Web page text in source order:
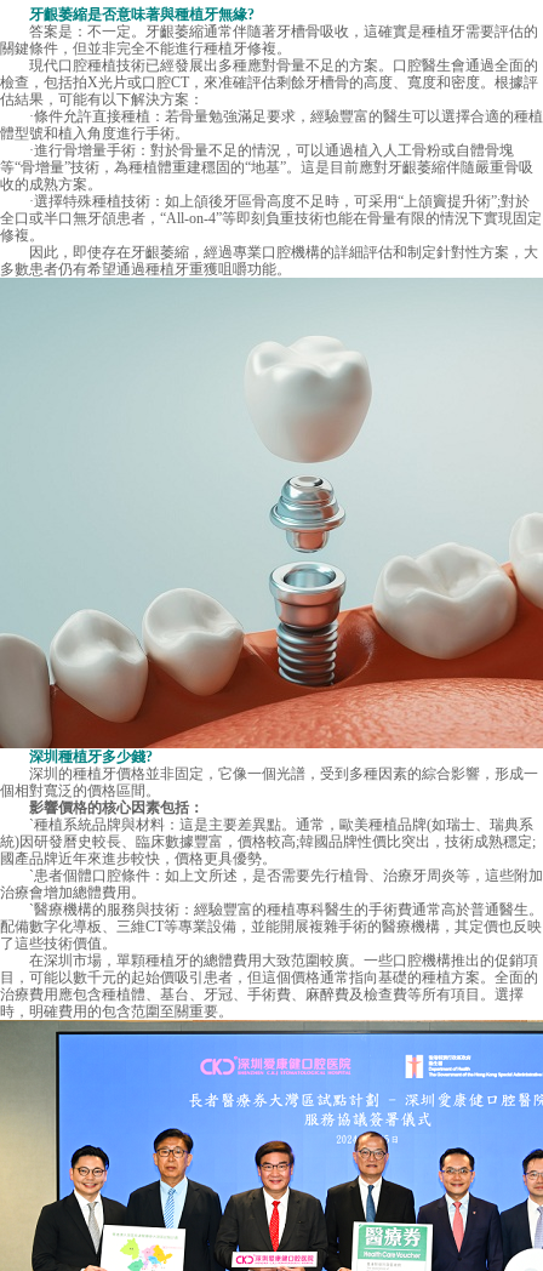
牙齦萎縮是否意味著與種植牙無緣?
答案是：不一定。牙齦萎縮通常伴隨著牙槽骨吸收，這確實是種植牙需要評估的
關鍵條件，但並非完全不能進行種植牙修複。
現代口腔種植技術已經發展出多種應對骨量不足的方案。口腔醫生會通過全面的
檢查，包括拍X光片或口腔CT，來准確評估剩餘牙槽骨的高度、寬度和密度。根據評
估結果，可能有以下解決方案：
·條件允許直接種植：若骨量勉強滿足要求，經驗豐富的醫生可以選擇合適的種植
體型號和植入角度進行手術。
·進行骨增量手術：對於骨量不足的情況，可以通過植入人工骨粉或自體骨塊
等“骨增量”技術，為種植體重建穩固的“地基”。這是目前應對牙齦萎縮伴隨嚴重骨吸
收的成熟方案。
·選擇特殊種植技術：如上頜後牙區骨高度不足時，可采用“上頜竇提升術”;對於
全口或半口無牙頜患者，“All-on-4”等即刻負重技術也能在骨量有限的情況下實現固定
修複。
因此，即使存在牙齦萎縮，經過專業口腔機構的詳細評估和制定針對性方案，大
多數患者仍有希望通過種植牙重獲咀嚼功能。
深圳種植牙多少錢?
深圳的種植牙價格並非固定，它像一個光譜，受到多種因素的綜合影響，形成一
個相對寬泛的價格區間。
影響價格的核心因素包括：
`種植系統品牌與材料：這是主要差異點。通常，歐美種植品牌(如瑞士、瑞典系
統)因研發曆史較長、臨床數據豐富，價格較高;韓國品牌性價比突出，技術成熟穩定;
國產品牌近年來進步較快，價格更具優勢。
`患者個體口腔條件：如上文所述，是否需要先行植骨、治療牙周炎等，這些附加
治療會增加總體費用。
`醫療機構的服務與技術：經驗豐富的種植專科醫生的手術費通常高於普通醫生。
配備數字化導板、三維CT等專業設備，並能開展複雜手術的醫療機構，其定價也反映
了這些技術價值。
在深圳市場，單顆種植牙的總體費用大致范圍較廣。一些口腔機構推出的促銷項
目，可能以數千元的起始價吸引患者，但這個價格通常指向基礎的種植方案。全面的
治療費用應包含種植體、基台、牙冠、手術費、麻醉費及檢查費等所有項目。選擇
時，明確費用的包含范圍至關重要。